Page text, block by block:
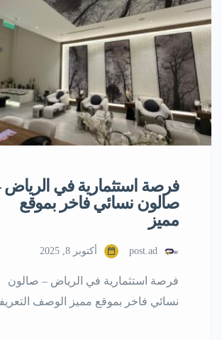
جاهزة بالأرقام. قبل الشروع في
المشروع، يجب عليك أولًا إعداد دراسة
جدوى محل خضار وفواكه مالية
لحساب التكاليف […]
فرصة استثمارية في الرياض
صالون نسائي فاخر بموقع
مميز
post.ad أكتوبر 8, 2025
فرصة استثمارية في الرياض – صالون
نسائي فاخر بموقع مميز الوصف